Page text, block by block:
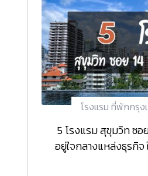
โรงแรม ที่พักกรุง
5 โรงแรม สุขุมวิท ซ
อยู่ใจกลางแหล่งธุรกิ